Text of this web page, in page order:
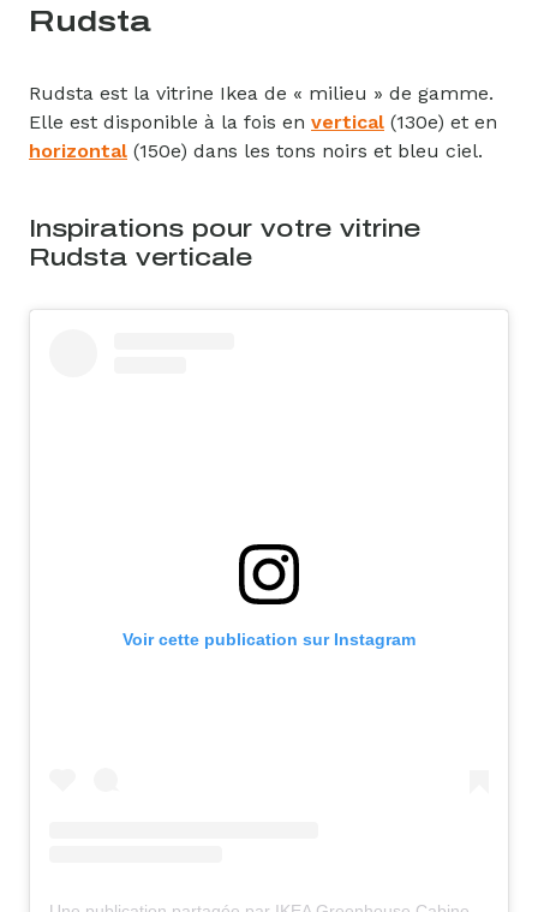
Rudsta
Rudsta est la vitrine Ikea de « milieu » de gamme.
Elle est disponible à la fois en vertical (130e) et en
horizontal (150e) dans les tons noirs et bleu ciel.
Inspirations pour votre vitrine
Rudsta verticale
Voir cette publication sur Instagram